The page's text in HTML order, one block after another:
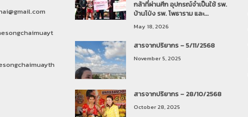
กล้าที่ผ่านศึก อุปกรณ์จำเป็นใช้ รพ.
บ้านโป่ง รพ. โพธาราม และ...
May 18, 2026
สารจากปริยากร – 5/11/2568
November 5, 2025
สารจากปริยากร – 28/10/2568
October 28, 2025